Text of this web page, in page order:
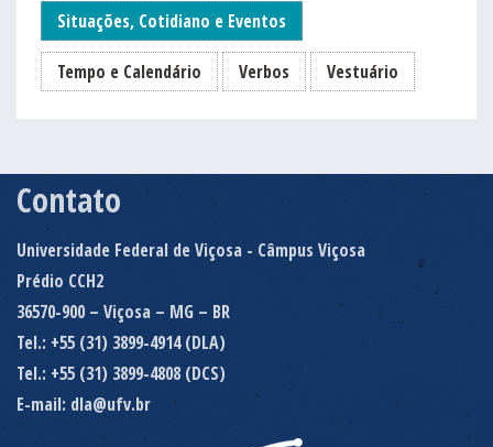
Situações, Cotidiano e Eventos
Tempo e Calendário Verbos Vestuário
Contato
Universidade Federal de Viçosa - Câmpus Viçosa
Prédio CCH2
36570-900 – Viçosa – MG – BR
Tel.: +55 (31) 3899-4914 (DLA)
Tel.: +55 (31) 3899-4808 (DCS)
E-mail: dla@ufv.br